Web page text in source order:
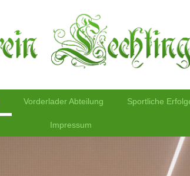
Vorderlader Abteilung Sportliche
Impressum